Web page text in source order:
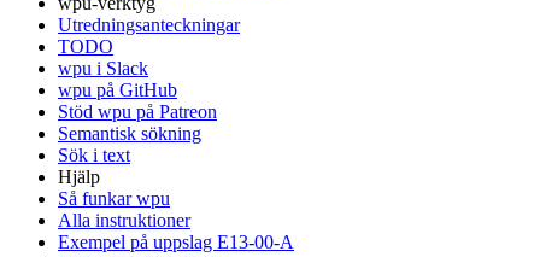
Utredningsanteckningar
TODO
wpu i Slack
wpu på GitHub
Stöd wpu på Patreon
Semantisk sökning
Sök i text
Hjälp
Så funkar wpu
Alla instruktioner
Exempel på uppslag E13-00-A